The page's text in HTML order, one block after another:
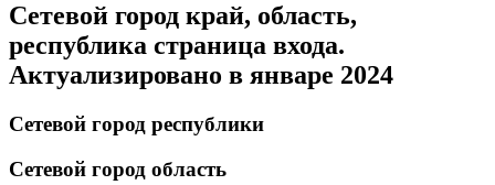
Сетевой город край, область,
республика страница входа.
Актуализировано в январе 2024
Сетевой город республики
Сетевой город область